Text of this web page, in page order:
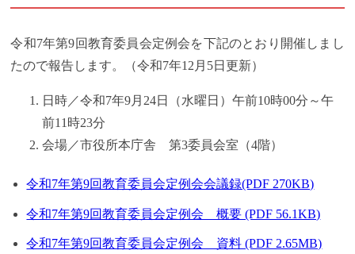
令和7年第9回教育委員会定例会を下記のとおり開催しまし
たので報告します。（令和7年12月5日更新）
日時／令和7年9月24日（水曜日）午前10時00分～午
前11時23分
会場／市役所本庁舎 第3委員会室（4階）
令和7年第9回教育委員会定例会会議録(PDF 270KB)
令和7年第9回教育委員会定例会 概要 (PDF 56.1KB)
令和7年第9回教育委員会定例会 資料 (PDF 2.65MB)